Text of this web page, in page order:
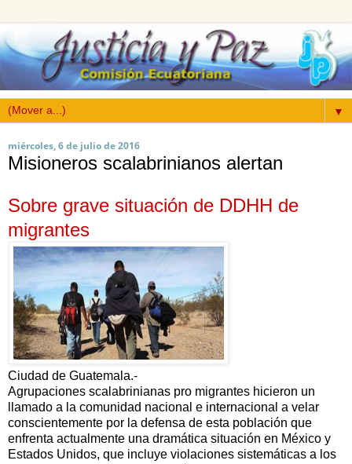
▼
miércoles, 6 de julio de 2016
Misioneros scalabrinianos alertan
Sobre grave situación de DDHH de
migrantes
Ciudad de Guatemala.-
Agrupaciones scalabrinianas pro migrantes hicieron un
llamado a la comunidad nacional e internacional a velar
conscientemente por la defensa de esta población que
enfrenta actualmente una dramática situación en México y
Estados Unidos, que incluye violaciones sistemáticas a los